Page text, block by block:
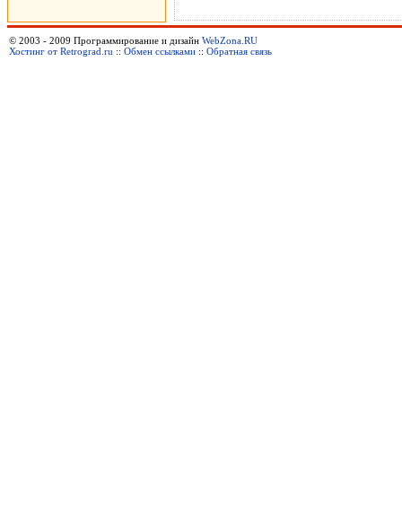
© 2003 - 2009 Программирование и дизайн WebZona.RU
Хостинг от Retrograd.ru :: Обмен ссылками :: Обратная связь